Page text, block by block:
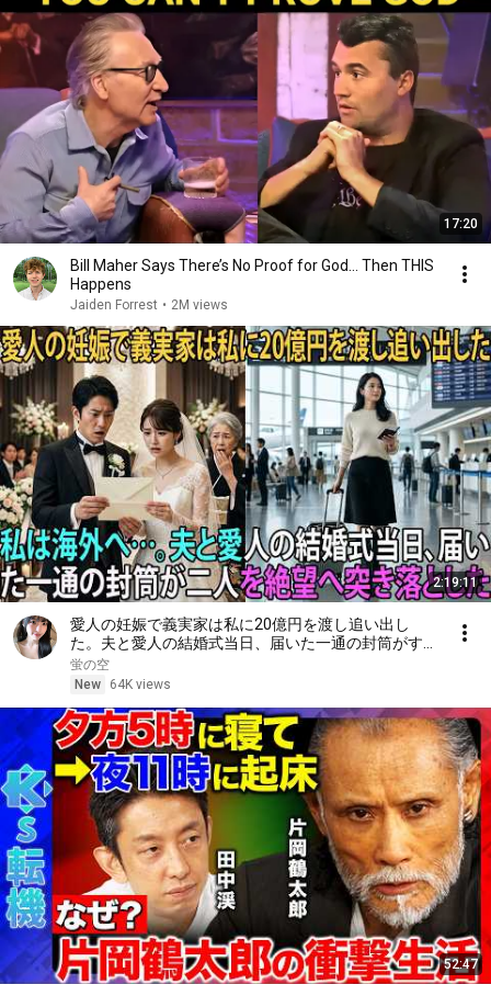
17:20
Bill Maher Says There’s No Proof for God... Then THIS
Happens
Jaiden Forrest • 2M views
2:19:11
愛人の妊娠で義実家は私に20億円を渡し追い出し
た。夫と愛人の結婚式当日、届いた一通の封筒がすべ
てを終わらせた――| 感動する話 | スカッとする話
蛍の空
New
64K views
52:47